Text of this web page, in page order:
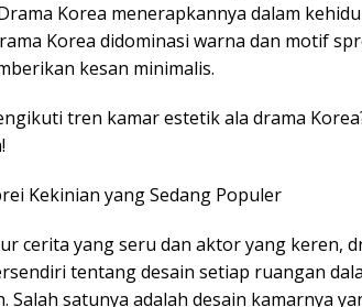
Korea menerapkannya dalam
Korea didominasi warna dan motif
kesan minimalis.
tren kamar estetik ala drama
Kekinian yang Sedang Populer
cerita yang seru dan aktor yang keren,
tentang desain setiap ruangan
Salah satunya adalah desain kamarnya